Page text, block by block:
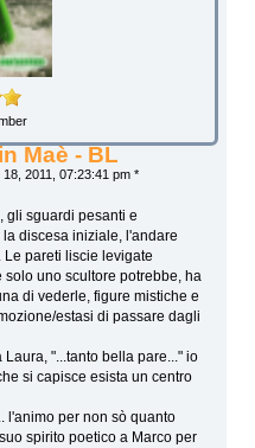
Maè - BL
2011, 07:23:41 pm *
gli sguardi pesanti e
discesa iniziale, l'andare
pareti liscie levigate
uno scultore potrebbe, ha
di vederle, figure mistiche e
estasi di passare dagli
Laura, "...tanto bella pare..." io
si capisce esista un centro
l'animo per non sò quanto
spirito poetico a Marco per